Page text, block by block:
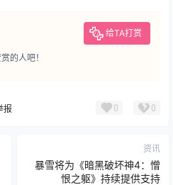
给TA打赏
的人吧！
报 0 0
资讯
暴雪将为《暗黑破坏神4：憎
恨之躯》持续提供支持